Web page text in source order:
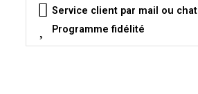
Service client par mail ou chat
Programme fidélité